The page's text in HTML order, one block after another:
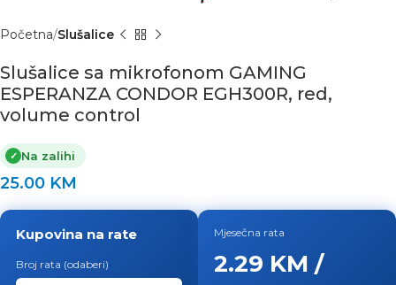
Početna Slušalice
Slušalice sa mikrofonom GAMING
ESPERANZA CONDOR EGH300R, red,
volume control
✓ Na zalihi
25.00 KM
Kupovina na rate
Broj rata (odaberi)
Mjesečna rata
2.29 KM /